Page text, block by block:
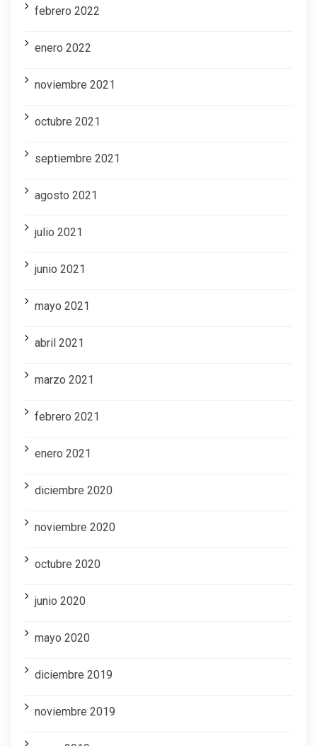
febrero 2022
enero 2022
noviembre 2021
octubre 2021
septiembre 2021
agosto 2021
julio 2021
junio 2021
mayo 2021
abril 2021
marzo 2021
febrero 2021
enero 2021
diciembre 2020
noviembre 2020
octubre 2020
junio 2020
mayo 2020
diciembre 2019
noviembre 2019